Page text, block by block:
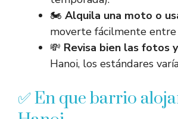
🏍️ Alquila una moto o
moverte fácilmente entre
💸 Revisa bien las fotos
Hanoi, los estándares
✅ En que barrio